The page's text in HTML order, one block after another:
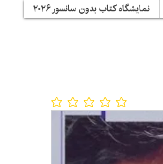
نمایشگاه کتاب بدون سانسور ۲۰۲۶
No ratings yet